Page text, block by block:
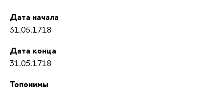
Дата начала
31.05.1718
Дата конца
31.05.1718
Топонимы